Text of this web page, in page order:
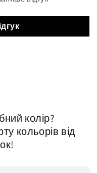
колір?
кольорів від